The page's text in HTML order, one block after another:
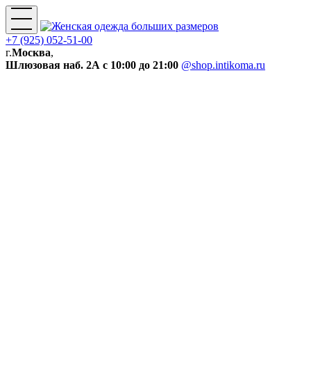
+7 (925) 052-51-00
г.Москва,
Шлюзовая наб. 2А с 10:00 до 21:00 @shop.intikoma.ru